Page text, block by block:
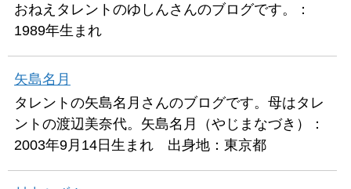
おねえタレントのゆしんさんのブログです。：
1989年生まれ
矢島名月
タレントの矢島名月さんのブログです。母はタレ
ントの渡辺美奈代。矢島名月（やじまなづき）：
2003年9月14日生まれ 出身地：東京都